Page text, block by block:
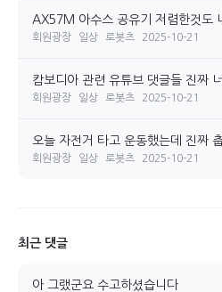
AX57M 아수스 공유기 저렴한것도
회원광장 일상 로봇츠 2025-10-21
캄보디아 관련 유튜브 댓글들 진짜
회원광장 일상 로봇츠 2025-10-21
오늘 자전거 타고 운동했는데 진짜
회원광장 일상 로봇츠 2025-10-21
최근 댓글
아 그랬군요 수고하셨습니다